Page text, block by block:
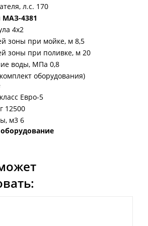
л.с. 170
МАЗ-4381
4х2
зоны при мойке, м 8,5
зоны при поливке, м 20
воды, МПа 0,8
оборудования)
Евро-5
12500
м3 6